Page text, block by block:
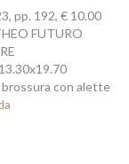
pp. 192, € 10.00
FUTURO
con alette